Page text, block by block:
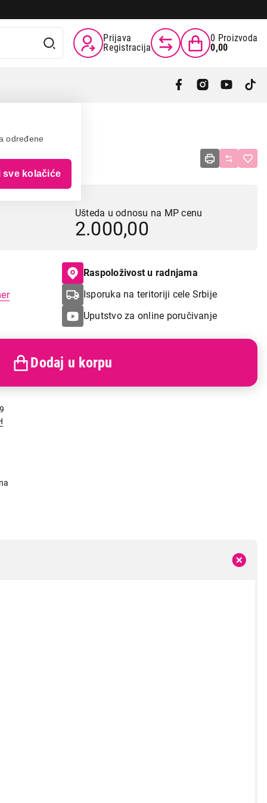
određene
sve kolačiće
Prijava
Registracija
0 Proizvoda
0,00
Ušteda u odnosu na MP cenu
2.000,00
Raspoloživost u radnjama
Isporuka na teritoriji cele Srbije
Uputstvo za online poručivanje
Dodaj u korpu